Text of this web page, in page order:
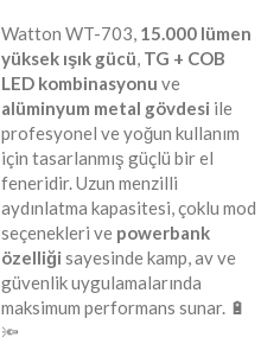
Watton WT-703, 15.000 lümen
yüksek ışık gücü, TG + COB
LED kombinasyonu ve
alüminyum metal gövdesi ile
profesyonel ve yoğun kullanım
için tasarlanmış güçlü bir el
feneridir. Uzun menzilli
aydınlatma kapasitesi, çoklu mod
seçenekleri ve powerbank
özelliği sayesinde kamp, av ve
güvenlik uygulamalarında
maksimum performans sunar. 🔋
🔦